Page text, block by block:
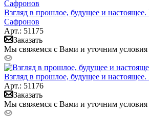
Взгляд в прошлое, будущее и
Сафронов
Арт.: 51175
Заказать
Мы свяжемся с Вами и уточним условия
Взгляд в прошлое, будущее и настоящее.
Арт.: 51176
Заказать
Мы свяжемся с Вами и уточним условия